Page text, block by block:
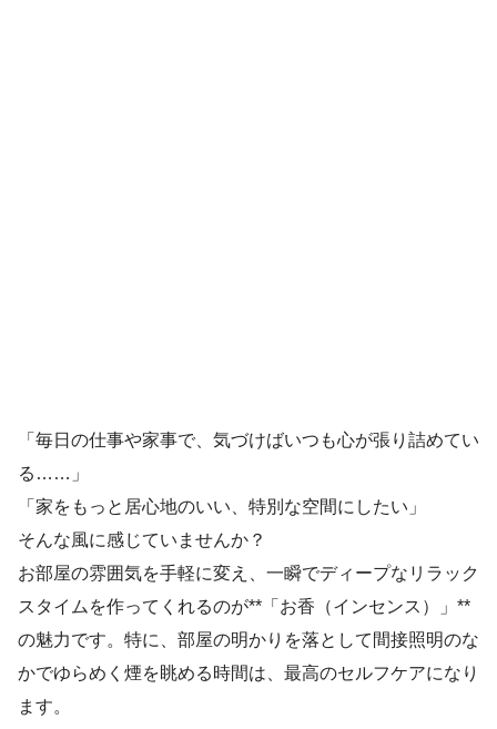
「毎日の仕事や家事で、気づけばいつも心が張り詰めてい
る……」
「家をもっと居心地のいい、特別な空間にしたい」
そんな風に感じていませんか？
お部屋の雰囲気を手軽に変え、一瞬でディープなリラック
スタイムを作ってくれるのが**「お香（インセンス）」**
の魅力です。特に、部屋の明かりを落として間接照明のな
かでゆらめく煙を眺める時間は、最高のセルフケアになり
ます。